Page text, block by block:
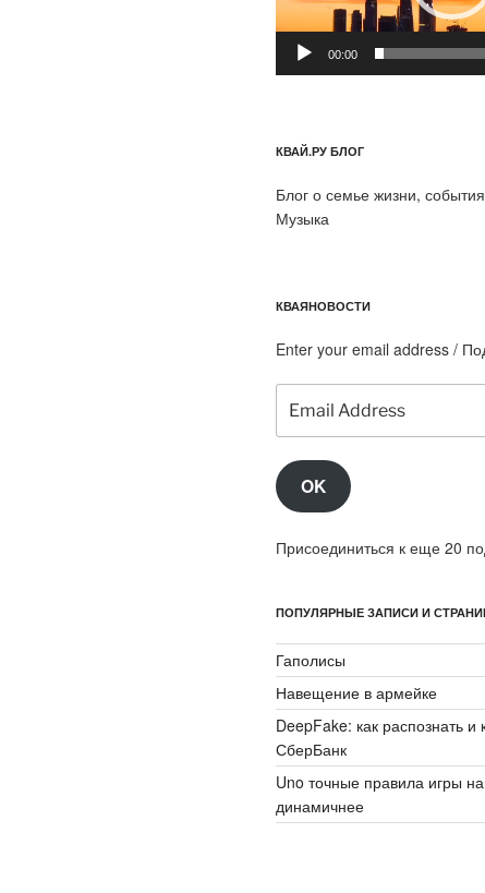
00:00
КВАЙ.РУ БЛОГ
Блог о семье жизни,
Музыка
КВАЯНОВОСТИ
Enter your email address /
Address
OK
Присоединиться к еще 20
ПОПУЛЯРНЫЕ ЗАПИСИ И
Гаполисы
Навещение в армейке
DeepFake: как распознать
СберБанк
Uno точные правила игры
динамичнее